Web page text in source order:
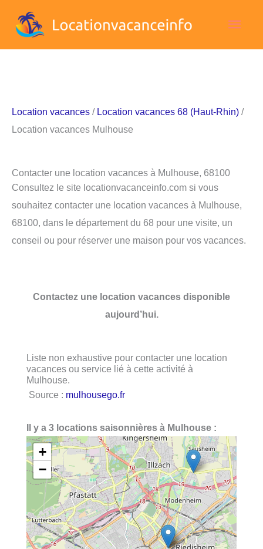
Location vacances / Location vacances 68 (Haut-Rhin) /
Location vacances Mulhouse
Contacter une location vacances à Mulhouse, 68100
Consultez le site locationvacanceinfo.com si vous
souhaitez contacter une location vacances à Mulhouse,
68100, dans le département du 68 pour une visite, un
conseil ou pour réserver une maison pour vos vacances.
Contactez une location vacances disponible
aujourd’hui.
Liste non exhaustive pour contacter une location
vacances ou service lié à cette activité à
Mulhouse.
Source : mulhousego.fr
Il y a 3 locations saisonnières à Mulhouse :
+
−